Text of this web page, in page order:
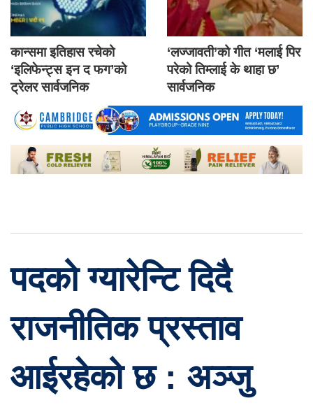
कान्समा इतिहास रचेको
‘इलिफेन्ट्स इन द फग’को
ट्रेलर सार्वजनिक
‘लज्जावती’को गीत ‘मलाई पिर
परेको तिम्लाई के थाहा छ’
सार्वजनिक
पदको ग्यारेन्टि दिदै
राजनीतिक प्रस्ताव
आईरहेको छ : अञ्जु